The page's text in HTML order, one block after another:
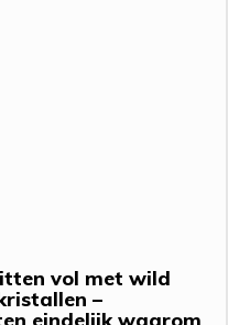
vol met wild
–
eindelijk waarom